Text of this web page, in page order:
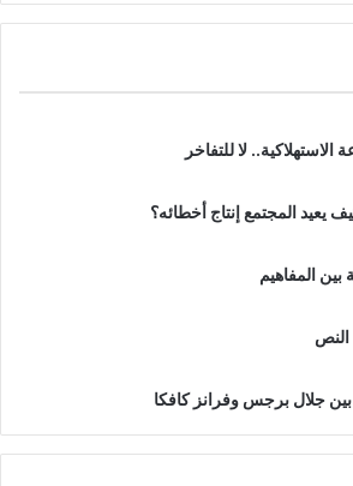
الاستهلاكية.. لا للتفاخر
يعيد المجتمع إنتاج أخطائه؟
بين المفاهيم
النص
بين جلال برجس وفرانز كافكا